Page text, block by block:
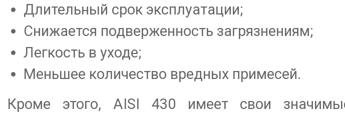
Длительный срок эксплуатации;
Снижается подверженность загрязнениям;
Легкость в уходе;
Меньшее количество вредных примесей.
Кроме этого, AISI 430 имеет свои